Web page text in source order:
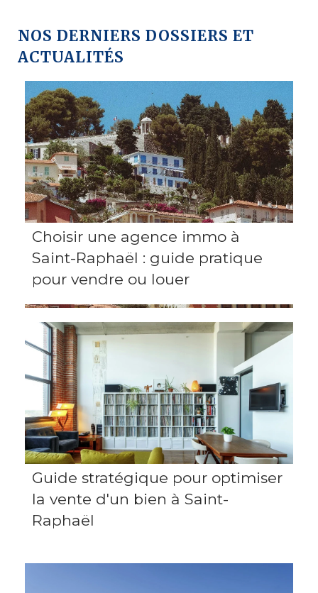
NOS DERNIERS DOSSIERS ET
ACTUALITÉS
Choisir une agence immo à
Saint-Raphaël : guide pratique
pour vendre ou louer
Guide stratégique pour optimiser
la vente d'un bien à Saint-
Raphaël